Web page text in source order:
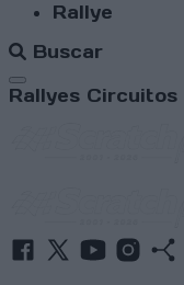
Rallye
Buscar
Abrir menú
Rallyes Circuitos